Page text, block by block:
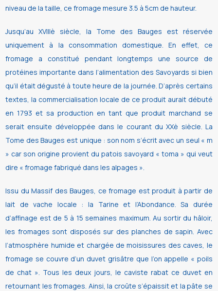
niveau de la taille, ce fromage mesure 3.5 à 5cm de hauteur.
Jusqu’au XVIIIè siècle, la Tome des Bauges est réservée
uniquement à la consommation domestique. En effet, ce
fromage a constitué pendant longtemps une source de
protéines importante dans l’alimentation des Savoyards si bien
qu’il était dégusté à toute heure de la journée. D’après certains
textes, la commercialisation locale de ce produit aurait débuté
en 1793 et sa production en tant que produit marchand se
serait ensuite développée dans le courant du XXè siècle. La
Tome des Bauges est unique : son nom s’écrit avec un seul « m
» car son origine provient du patois savoyard « toma » qui veut
dire « fromage fabriqué dans les alpages ».
Issu du Massif des Bauges, ce fromage est produit à partir de
lait de vache locale : la Tarine et l’Abondance. Sa durée
d’affinage est de 5 à 15 semaines maximum. Au sortir du hâloir,
les fromages sont disposés sur des planches de sapin. Avec
l’atmosphère humide et chargée de moisissures des caves, le
fromage se couvre d’un duvet grisâtre que l’on appelle « poils
de chat ». Tous les deux jours, le caviste rabat ce duvet en
retournant les fromages. Ainsi, la croûte s’épaissit et la pâte se